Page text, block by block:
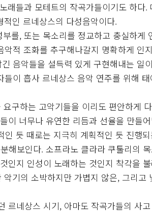
래들과 모테트의 작곡가들이기도 하다.
적인 르네상스의 다성음악이다.
를, 또는 목소리를 정교하고 충실하게
적 조화를 추구해나갈지 명확하게 인
음악들을 설득력 있게 구현해내는 일
이 흡사 르네상스 음악 연주를 위해 태
구하는 고악기들을 이리도 편안하게
이 너무나 유연한 리듬과 선율을 만들
듯 때로는 지극히 계획적인 듯 진행
해보인다. 소프라노 클라라 쿠툴리의
인지 인성이 노래하는 것인지 착각을
기의 소박하지만 가볍지 않은, 그리고
르네상스 시기, 아마도 작곡가들의 사